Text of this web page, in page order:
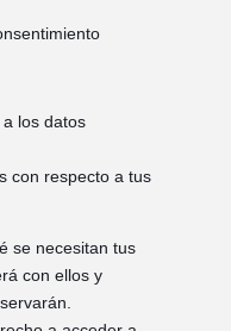
los datos
con respecto a tus
se necesitan tus
con ellos y